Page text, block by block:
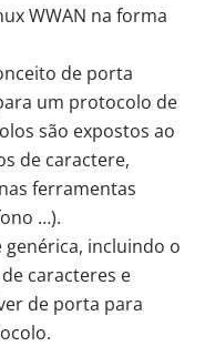
WWAN na forma
de porta
um protocolo de
são expostos ao
de caractere,
ferramentas
…).
genérica, incluindo o
caracteres e
de porta para